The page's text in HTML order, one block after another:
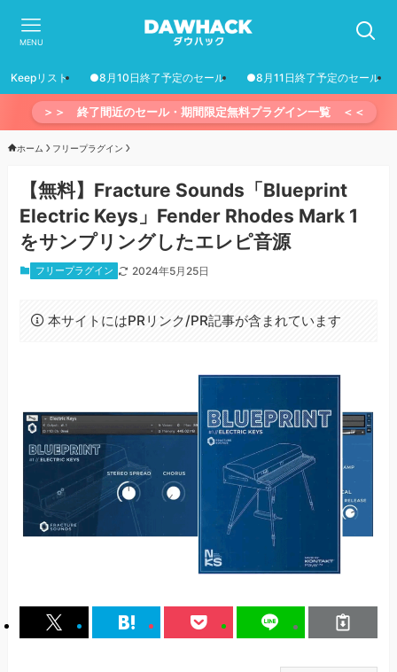
MENU
Keepリスト ●8月10日終了予定のセール ●8月11日終了予定のセール
＞＞ 終了間近のセール・期間限定無料プラグイン一覧 ＜＜
ホーム フリープラグイン
【無料】Fracture Sounds「Blueprint
Electric Keys」Fender Rhodes Mark 1
をサンプリングしたエレピ音源
フリープラグイン 2024年5月25日
本サイトにはPRリンク/PR記事が含まれています